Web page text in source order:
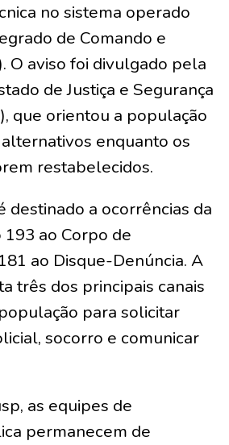
no sistema operado
de Comando e
O aviso foi divulgado pela
de Justiça e Segurança
que orientou a população
enquanto os
restabelecidos.
destinado a ocorrências da
ao Corpo de
ao Disque-Denúncia. A
três dos principais canais
para solicitar
socorro e comunicar
as equipes de
permanecem de